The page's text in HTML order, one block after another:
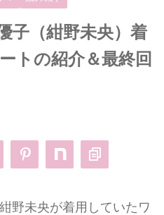
・ わたしの宝物
・ワンピース
子（紺野未央）着
トの紹介＆最終回
野未央が着用していたワ